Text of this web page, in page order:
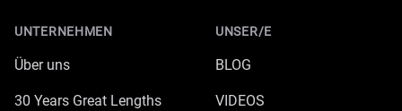
UNTERNEHMEN
Über uns
30 Years Great Lengths
UNSER/E
BLOG
VIDEOS